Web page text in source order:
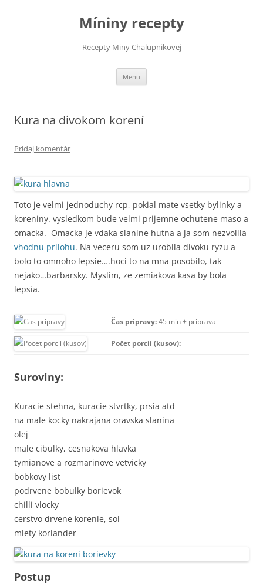
Míniny recepty
Recepty Miny Chalupnikovej
Menu
Kura na divokom korení
Pridaj komentár
Toto je velmi jednoduchy rcp, pokial mate vsetky bylinky a
koreniny. vysledkom bude velmi prijemne ochutene maso a
omacka. Omacka je vdaka slanine hutna a ja som nezvolila
vhodnu prilohu. Na veceru som uz urobila divoku ryzu a
bolo to omnoho lepsie….hoci to na mna posobilo, tak
nejako…barbarsky. Myslim, ze zemiakova kasa by bola
lepsia.
Čas prípravy:45 min + priprava
Počet porcií (kusov):
Suroviny:
Kuracie stehna, kuracie stvrtky, prsia atd
na male kocky nakrajana oravska slanina
olej
male cibulky, cesnakova hlavka
tymianove a rozmarinove vetvicky
bobkovy list
podrvene bobulky borievok
chilli vlocky
cerstvo drvene korenie, sol
mlety koriander
Postup